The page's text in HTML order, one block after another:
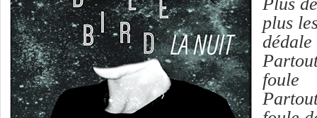
plus
dédale
foule